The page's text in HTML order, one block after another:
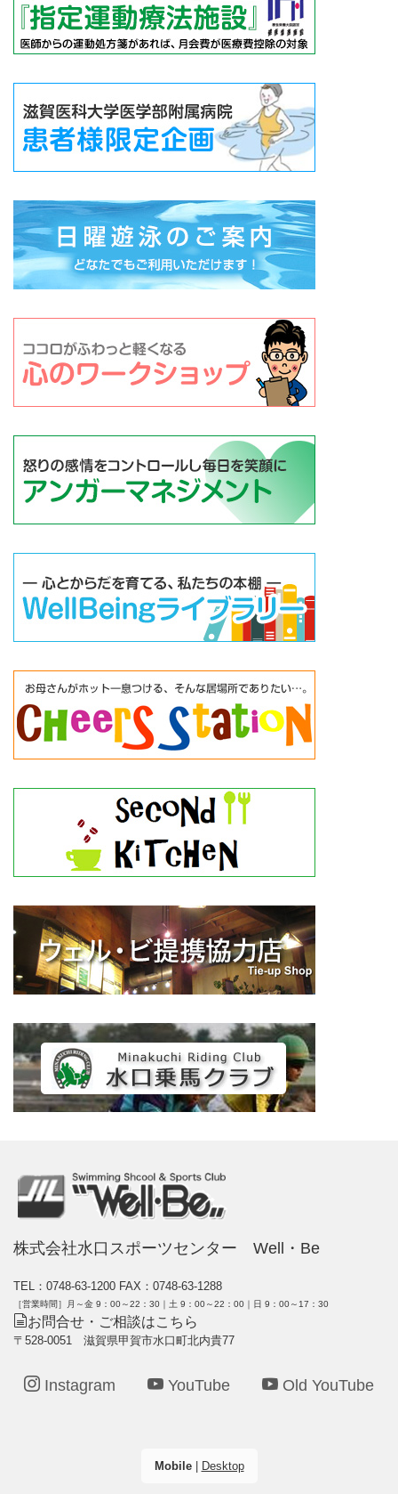
株式会社水口スポーツセンター Well・Be
TEL：0748-63-1200 FAX：0748-63-1288
［営業時間］月～金 9：00～22：30｜土 9：00～22：00｜日 9：00～17：30
お問合せ・ご相談はこちら
〒528-0051 滋賀県甲賀市水口町北内貴77
Instagram YouTube Old YouTube
Mobile| Desktop